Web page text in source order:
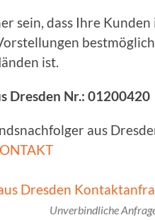
sein, dass Ihre
ist.
Dresden Nr.: 01200420
aus
Unverbindliche